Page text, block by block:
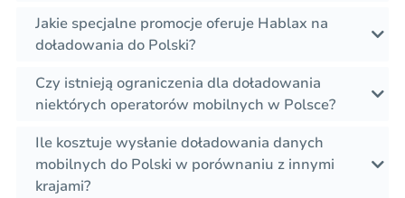
Jakie specjalne promocje oferuje Hablax na
doładowania do Polski?
Czy istnieją ograniczenia dla doładowania
niektórych operatorów mobilnych w Polsce?
Ile kosztuje wysłanie doładowania danych
mobilnych do Polski w porównaniu z innymi
krajami?